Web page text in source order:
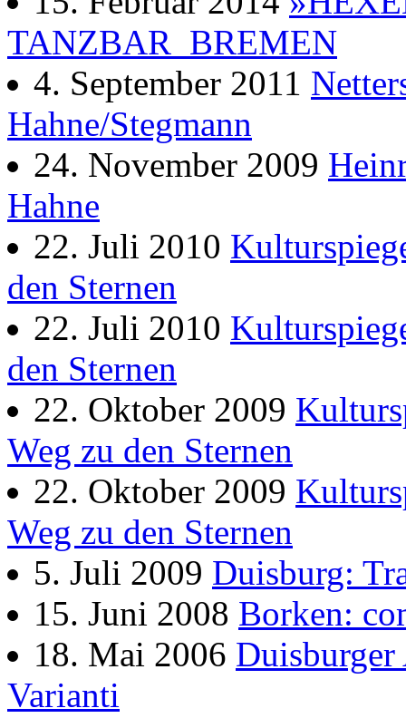
TANZBAR_BREMEN
4. September 2011
Hahne/Stegmann
24. November 2009
Hahne
22. Juli 2010
den Sternen
22. Juli 2010
den Sternen
22. Oktober 2009
Weg zu den Sternen
22. Oktober 2009
Weg zu den Sternen
5. Juli 2009 Duisburg:
15. Juni 2008 Borken:
18. Mai 2006 Duisburger
Varianti